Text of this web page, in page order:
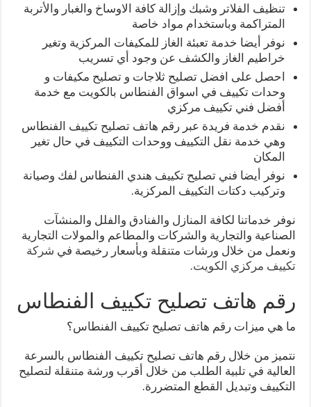
تنظيف الفلاتر وشبك وإزالة كافة الاوساخ والغبار والأتربة
المتراكمة وباستخدام مواد خاصة
نوفر أيضا خدمة تعبئة الغاز للمكيفات المركزية وتغير
خراطيم الغاز والكشف عن وجود أي تسريب
احصل على افضل تصليح ثلاجات و تصليح مكيفات و
وحدات تكييف في اسواق الفنطاس بالكويت مع خدمة
أفضل فني تكييف مركزي
نقدم خدمة فريدة عبر رقم هاتف تصليح تكييف الفنطاس
وهي خدمة نقل التكييف ووحدات التكييف في حال تغير
المكان
نوفر أيضا فني تصليح تكييف هندي الفنطاس لفك وصيانة
وتركيب دكتات التكييف المركزية.
نوفر خدماتنا لكافة المنازل والفنادق والفلل والمنشآت
الصناعية والتجارية والشركات والمطاعم والمولات التجارية
ونعمل من خلال ورشات متنقلة وبأسعار رخيصة في شركة
تكييف مركزي الكويت.
رقم هاتف تصليح تكييف الفنطاس
ما هي ميزات رقم هاتف تصليح تكييف الفنطاس؟
نتميز من خلال رقم هاتف تصليح تكييف الفنطاس بالسرعة
العالية في تلبية الطلب من خلال أقرب ورشة متنقلة لتصليح
التكييف وتبديل القطع المتضررة.